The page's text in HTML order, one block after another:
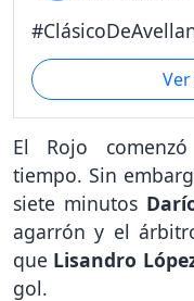
El Rojo
tiempo. Sin
siete minutos
agarrón y el
que Lisandro
gol.